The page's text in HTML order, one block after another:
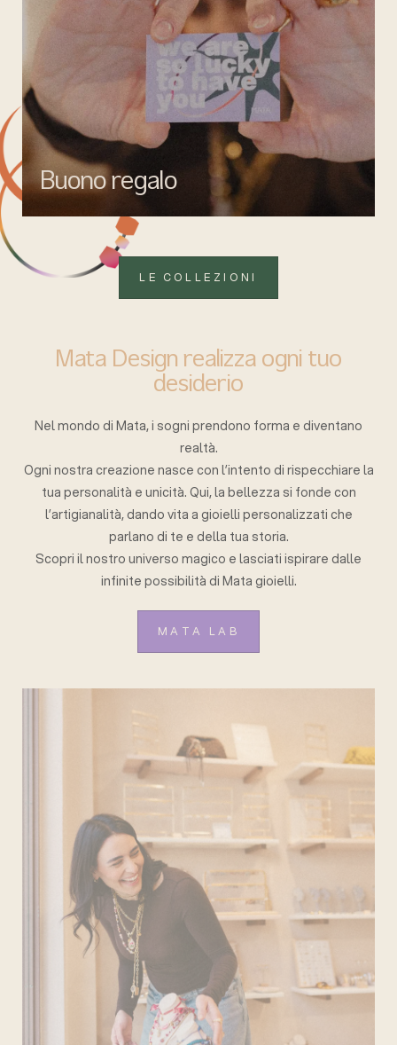
Buono regalo
Quando vuoi fare un regalo firmato Mata gioielli, ma lasciare la
libertà di scegliere ciò che più rappresenta.
LE COLLEZIONI
Mata Design realizza ogni tuo
desiderio
Nel mondo di Mata, i sogni prendono forma e diventano
realtà.
Ogni nostra creazione nasce con l’intento di rispecchiare la
tua personalità e unicità. Qui, la bellezza si fonde con
l’artigianalità, dando vita a gioielli personalizzati che
parlano di te e della tua storia.
Scopri il nostro universo magico e lasciati ispirare dalle
infinite possibilità di Mata gioielli.
MATA LAB
BARI